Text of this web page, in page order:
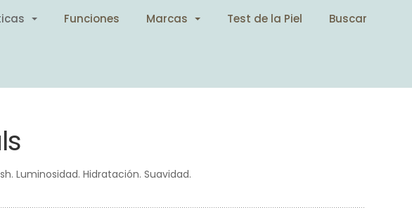
Funciones Marcas Test de la Piel
Buscar
Luminosidad. Hidratación. Suavidad.